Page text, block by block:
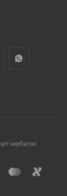
мебели: